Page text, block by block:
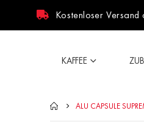
Kostenloser
KAFFEE
ALU CAPSULE